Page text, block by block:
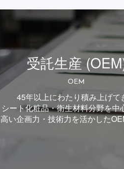
受託生産
OEM
45年以上にわたり積み上げて
シート化粧品・衛生材料分野を中
高い企画力・技術力を活かした